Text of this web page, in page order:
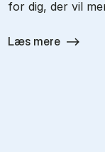
for dig, der vil
Læs mere